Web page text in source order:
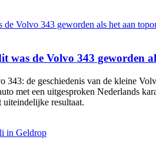
was de Volvo 343 geworden
343: de geschiedenis van de kleine
met een uitgesproken Nederlands
resultaat.